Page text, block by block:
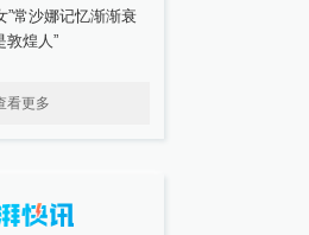
”常沙娜记忆渐渐衰
敦煌人”
看更多